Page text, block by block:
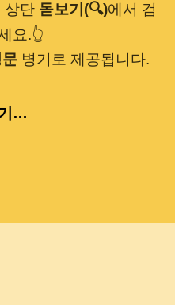
상단 돋보기(🔍)에서 검
요.👆
문 병기로 제공됩니다.
…